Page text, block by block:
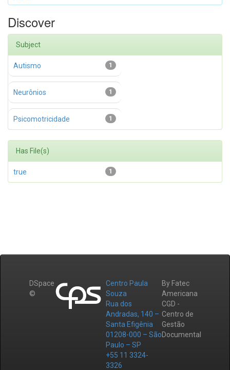
Discover
Subject
1
Autismo
1
Neurônios
1
Psicomotricidade
Has File(s)
1
true
DSpace
©
Centro Paula
Souza
Rua dos
Andradas, 140 –
Santa Efigênia
01208-000 – São
Paulo – SP
+55 11 3324-
3326
By Fatec
Americana
CGD -
Centro de
Gestão
Documental